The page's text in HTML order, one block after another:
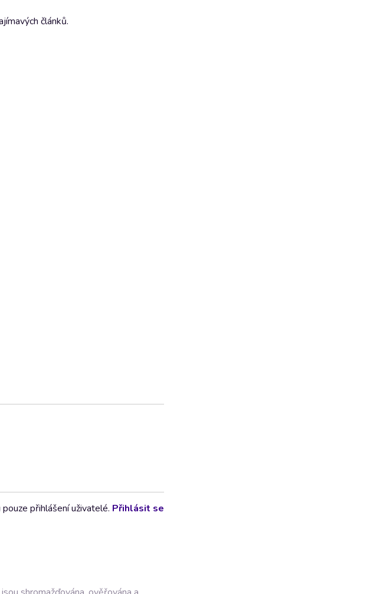
článků.
přihlášení uživatelé. Přihlásit se